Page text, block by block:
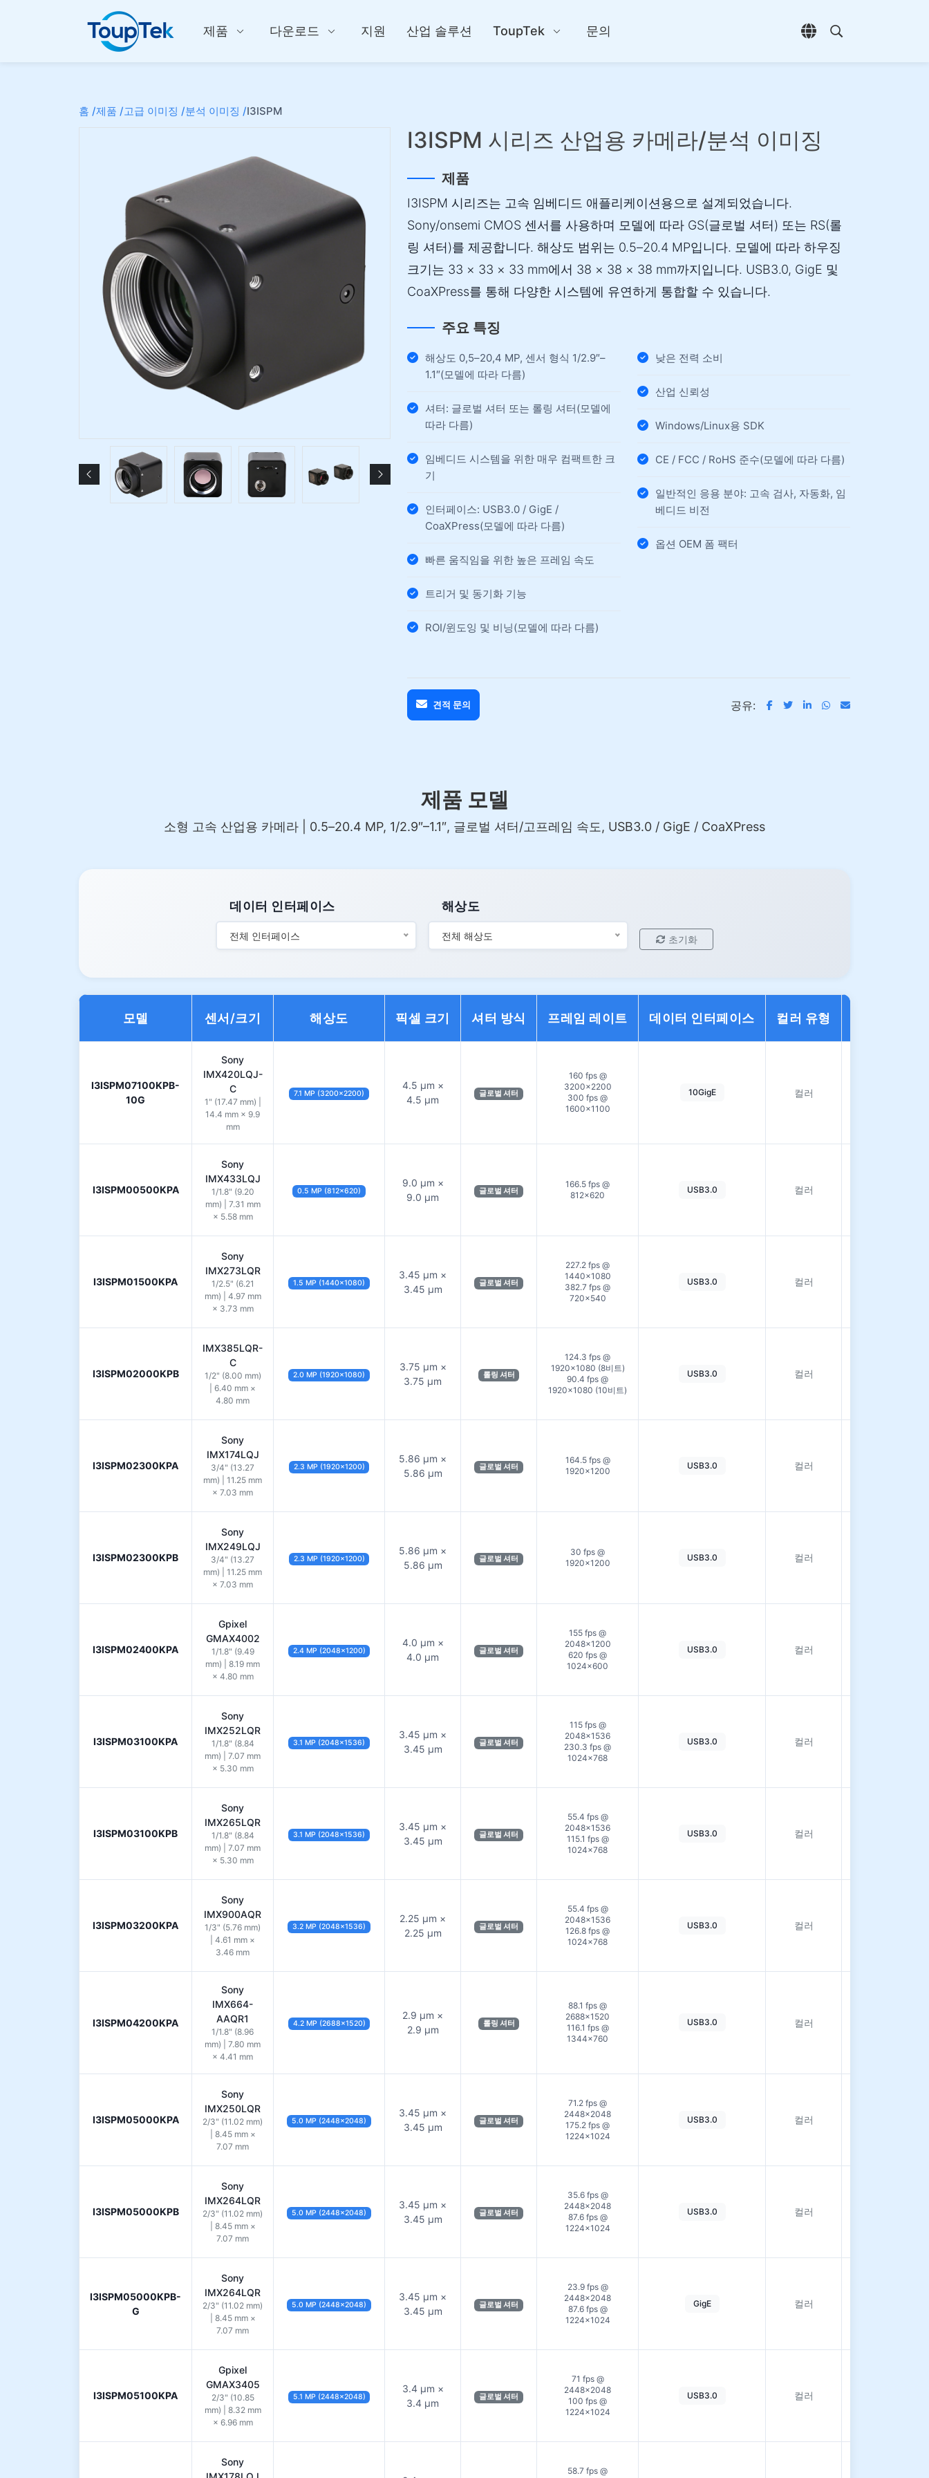
제품 다운로드 지원 산업 솔루션 ToupTek 문의
언어 선택 열기
검색 열기
홈 /제품 /고급 이미징 /분석 이미징 /I3ISPM
I3ISPM 시리즈 산업용 카메라/분석 이미징
제품
I3ISPM 시리즈는 고속 임베디드 애플리케이션용으로 설계되었습니다.
Sony/onsemi CMOS 센서를 사용하며 모델에 따라 GS(글로벌 셔터) 또는 RS(롤
링 셔터)를 제공합니다. 해상도 범위는 0.5–20.4 MP입니다. 모델에 따라 하우징
크기는 33 × 33 × 33 mm에서 38 × 38 × 38 mm까지입니다. USB3.0, GigE 및
CoaXPress를 통해 다양한 시스템에 유연하게 통합할 수 있습니다.
주요 특징
해상도 0,5–20,4 MP, 센서 형식 1/2.9″–
1.1″(모델에 따라 다름)
셔터: 글로벌 셔터 또는 롤링 셔터(모델에
따라 다름)
임베디드 시스템을 위한 매우 컴팩트한 크
기
인터페이스: USB3.0 / GigE /
CoaXPress(모델에 따라 다름)
빠른 움직임을 위한 높은 프레임 속도
트리거 및 동기화 기능
ROI/윈도잉 및 비닝(모델에 따라 다름)
낮은 전력 소비
산업 신뢰성
Windows/Linux용 SDK
CE / FCC / RoHS 준수(모델에 따라 다름)
일반적인 응용 분야: 고속 검사, 자동화, 임
베디드 비전
옵션 OEM 폼 팩터
견적 문의 공유:
제품 모델
소형 고속 산업용 카메라 | 0.5–20.4 MP, 1/2.9″–1.1″, 글로벌 셔터/고프레임 속도, USB3.0 / GigE / CoaXPress
데이터 인터페이스
전체 인터페이스
해상도
전체 해상도 초기화
모델 센서/크기 해상도 픽셀 크기 셔터 방식 프레임 레이트 데이터 인터페이스 컬러 유형
I3ISPM07100KPB-
10G
Sony
IMX420LQJ-
C
1" (17.47 mm) |
14.4 mm × 9.9
mm
7.1 MP (3200×2200)
4.5 µm ×
4.5 µm
글로벌 셔터
160 fps @
3200×2200
300 fps @
1600×1100
10GigE 컬러
I3ISPM00500KPA
Sony
IMX433LQJ
1/1.8" (9.20
mm) | 7.31 mm
× 5.58 mm
0.5 MP (812×620)
9.0 µm ×
9.0 µm
글로벌 셔터
166.5 fps @
812×620
USB3.0 컬러
I3ISPM01500KPA
Sony
IMX273LQR
1/2.5" (6.21
mm) | 4.97 mm
× 3.73 mm
1.5 MP (1440×1080)
3.45 µm ×
3.45 µm
글로벌 셔터
227.2 fps @
1440×1080
382.7 fps @
720×540
USB3.0 컬러
I3ISPM02000KPB
IMX385LQR-
C
1/2" (8.00 mm)
| 6.40 mm ×
4.80 mm
2.0 MP (1920×1080)
3.75 µm ×
3.75 µm
롤링 셔터
124.3 fps @
1920×1080 (8비트)
90.4 fps @
1920×1080 (10비트)
USB3.0 컬러
I3ISPM02300KPA
Sony
IMX174LQJ
3/4" (13.27
mm) | 11.25 mm
× 7.03 mm
2.3 MP (1920×1200)
5.86 µm ×
5.86 µm
글로벌 셔터
164.5 fps @
1920×1200
USB3.0 컬러
I3ISPM02300KPB
Sony
IMX249LQJ
3/4" (13.27
mm) | 11.25 mm
× 7.03 mm
2.3 MP (1920×1200)
5.86 µm ×
5.86 µm
글로벌 셔터
30 fps @
1920×1200
USB3.0 컬러
I3ISPM02400KPA
Gpixel
GMAX4002
1/1.8" (9.49
mm) | 8.19 mm
× 4.80 mm
2.4 MP (2048×1200)
4.0 µm ×
4.0 µm
글로벌 셔터
155 fps @
2048×1200
620 fps @
1024×600
USB3.0 컬러
I3ISPM03100KPA
Sony
IMX252LQR
1/1.8" (8.84
mm) | 7.07 mm
× 5.30 mm
3.1 MP (2048×1536)
3.45 µm ×
3.45 µm
글로벌 셔터
115 fps @
2048×1536
230.3 fps @
1024×768
USB3.0 컬러
I3ISPM03100KPB
Sony
IMX265LQR
1/1.8" (8.84
mm) | 7.07 mm
× 5.30 mm
3.1 MP (2048×1536)
3.45 µm ×
3.45 µm
글로벌 셔터
55.4 fps @
2048×1536
115.1 fps @
1024×768
USB3.0 컬러
I3ISPM03200KPA
Sony
IMX900AQR
1/3" (5.76 mm)
| 4.61 mm ×
3.46 mm
3.2 MP (2048×1536)
2.25 µm ×
2.25 µm
글로벌 셔터
55.4 fps @
2048×1536
126.8 fps @
1024×768
USB3.0 컬러
I3ISPM04200KPA
Sony
IMX664-
AAQR1
1/1.8" (8.96
mm) | 7.80 mm
× 4.41 mm
4.2 MP (2688×1520)
2.9 µm ×
2.9 µm
롤링 셔터
88.1 fps @
2688×1520
116.1 fps @
1344×760
USB3.0 컬러
I3ISPM05000KPA
Sony
IMX250LQR
2/3" (11.02 mm)
| 8.45 mm ×
7.07 mm
5.0 MP (2448×2048)
3.45 µm ×
3.45 µm
글로벌 셔터
71.2 fps @
2448×2048
175.2 fps @
1224×1024
USB3.0 컬러
I3ISPM05000KPB
Sony
IMX264LQR
2/3" (11.02 mm)
| 8.45 mm ×
7.07 mm
5.0 MP (2448×2048)
3.45 µm ×
3.45 µm
글로벌 셔터
35.6 fps @
2448×2048
87.6 fps @
1224×1024
USB3.0 컬러
I3ISPM05000KPB-
G
Sony
IMX264LQR
2/3" (11.02 mm)
| 8.45 mm ×
7.07 mm
5.0 MP (2448×2048)
3.45 µm ×
3.45 µm
글로벌 셔터
23.9 fps @
2448×2048
87.6 fps @
1224×1024
GigE 컬러
I3ISPM05100KPA
Gpixel
GMAX3405
2/3" (10.85
mm) | 8.32 mm
× 6.96 mm
5.1 MP (2448×2048)
3.4 µm ×
3.4 µm
글로벌 셔터
71 fps @
2448×2048
100 fps @
1224×1024
USB3.0 컬러
Sony
58.7 fps @